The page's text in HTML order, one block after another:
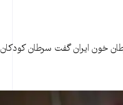
و سرطان خون ايران گفت سرطان کودکان